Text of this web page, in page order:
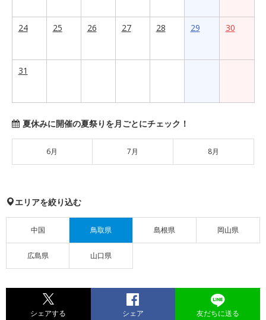
24 25 26 27 28 29 30
31
夏休みに開催の夏祭りを月ごとにチェック！
6月 7月 8月
エリアを絞り込む
中国 鳥取県 島根県 岡山県
広島県 山口県
シェアする シェア 友だちに送る